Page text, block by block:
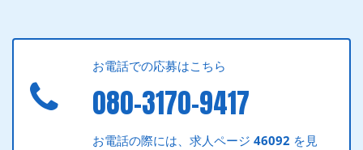
お電話での応募はこちら
080-3170-9417
お電話の際には、求人ページ46092 を見